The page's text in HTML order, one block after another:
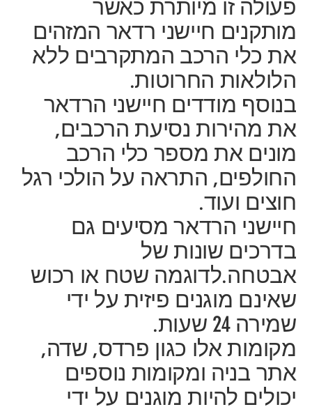
פעולה זו מיותרת כאשר
מותקנים חיישני רדאר המזהים
את כלי הרכב המתקרבים ללא
הלולאות החרוטות.
בנוסף מודדים חיישני הרדאר
את מהירות נסיעת הרכבים,
מונים את מספר כלי הרכב
החולפים, התראה על הולכי רגל
חוצים ועוד.
חיישני הרדאר מסיעים גם
בדרכים שונות של
אבטחה.לדוגמה שטח או רכוש
שאינם מוגנים פיזית על ידי
שמירה 24 שעות.
מקומות אלו כגון פרדס, שדה,
אתר בניה ומקומות נוספים
יכולים להיות מוגנים על ידי